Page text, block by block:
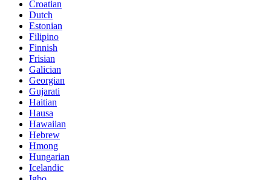
Croatian
Dutch
Estonian
Filipino
Finnish
Frisian
Galician
Georgian
Gujarati
Haitian
Hausa
Hawaiian
Hebrew
Hmong
Hungarian
Icelandic